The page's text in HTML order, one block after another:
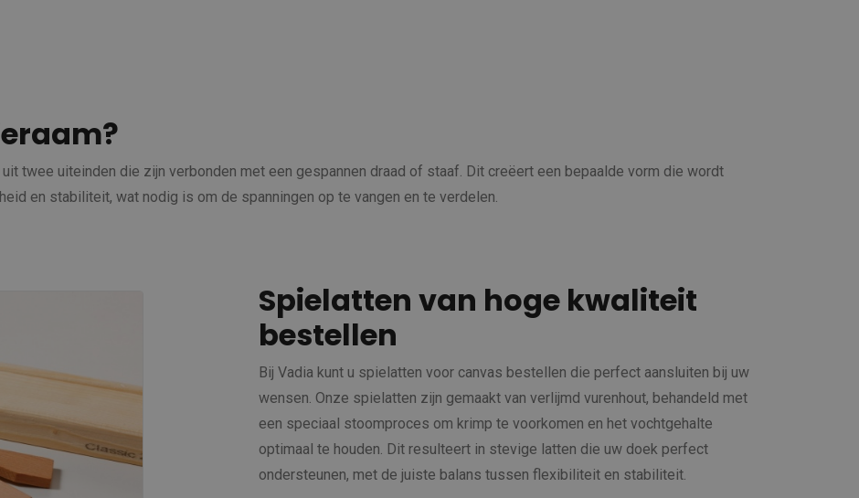
twee uiteinden die zijn verbonden met een gespannen draad of staaf. Dit creëert een bepaalde vorm die wordt
en stabiliteit, wat nodig is om de spanningen op te vangen en te verdelen.
Spielatten van hoge kwaliteit
bestellen
Bij Vadia kunt u spielatten voor canvas bestellen die perfect aansluiten bij uw
wensen. Onze spielatten zijn gemaakt van verlijmd vurenhout, behandeld met
een speciaal stoomproces om krimp te voorkomen en het vochtgehalte
optimaal te houden. Dit resulteert in stevige latten die uw doek perfect
ondersteunen, met de juiste balans tussen flexibiliteit en stabiliteit.